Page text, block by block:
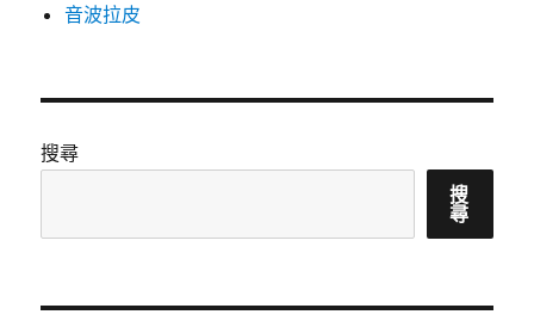
音波拉皮
搜尋
搜
尋